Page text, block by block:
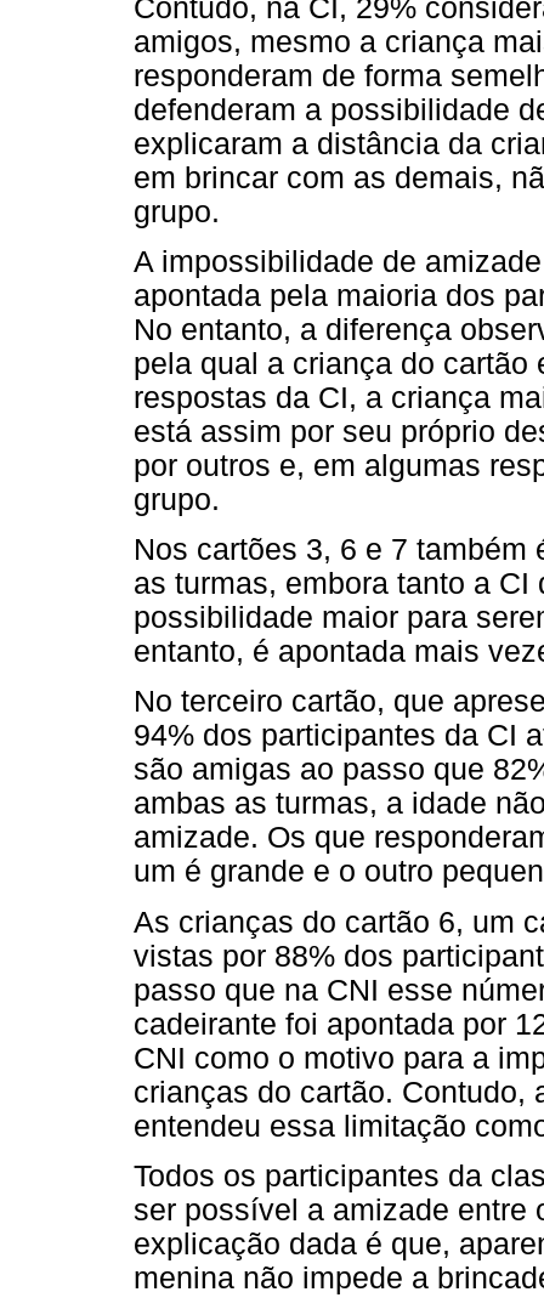
Contudo, na CI, 29%
amigos, mesmo a criança
responderam de forma
defenderam a possibilidade
explicaram a distância da
em brincar com as demais,
grupo.
A impossibilidade de
apontada pela maioria dos
No entanto, a diferença
pela qual a criança do cartão
respostas da CI, a criança
está assim por seu próprio
por outros e, em algumas
grupo.
Nos cartões 3, 6 e 7
as turmas, embora tanto a
possibilidade maior para
entanto, é apontada mais
No terceiro cartão, que
94% dos participantes da CI
são amigas ao passo que
ambas as turmas, a idade
amizade. Os que
um é grande e o outro
As crianças do cartão 6, um
vistas por 88% dos
passo que na CNI esse
cadeirante foi apontada por
CNI como o motivo para a
crianças do cartão. Contudo,
entendeu essa limitação
Todos os participantes da
ser possível a amizade entre
explicação dada é que,
menina não impede a